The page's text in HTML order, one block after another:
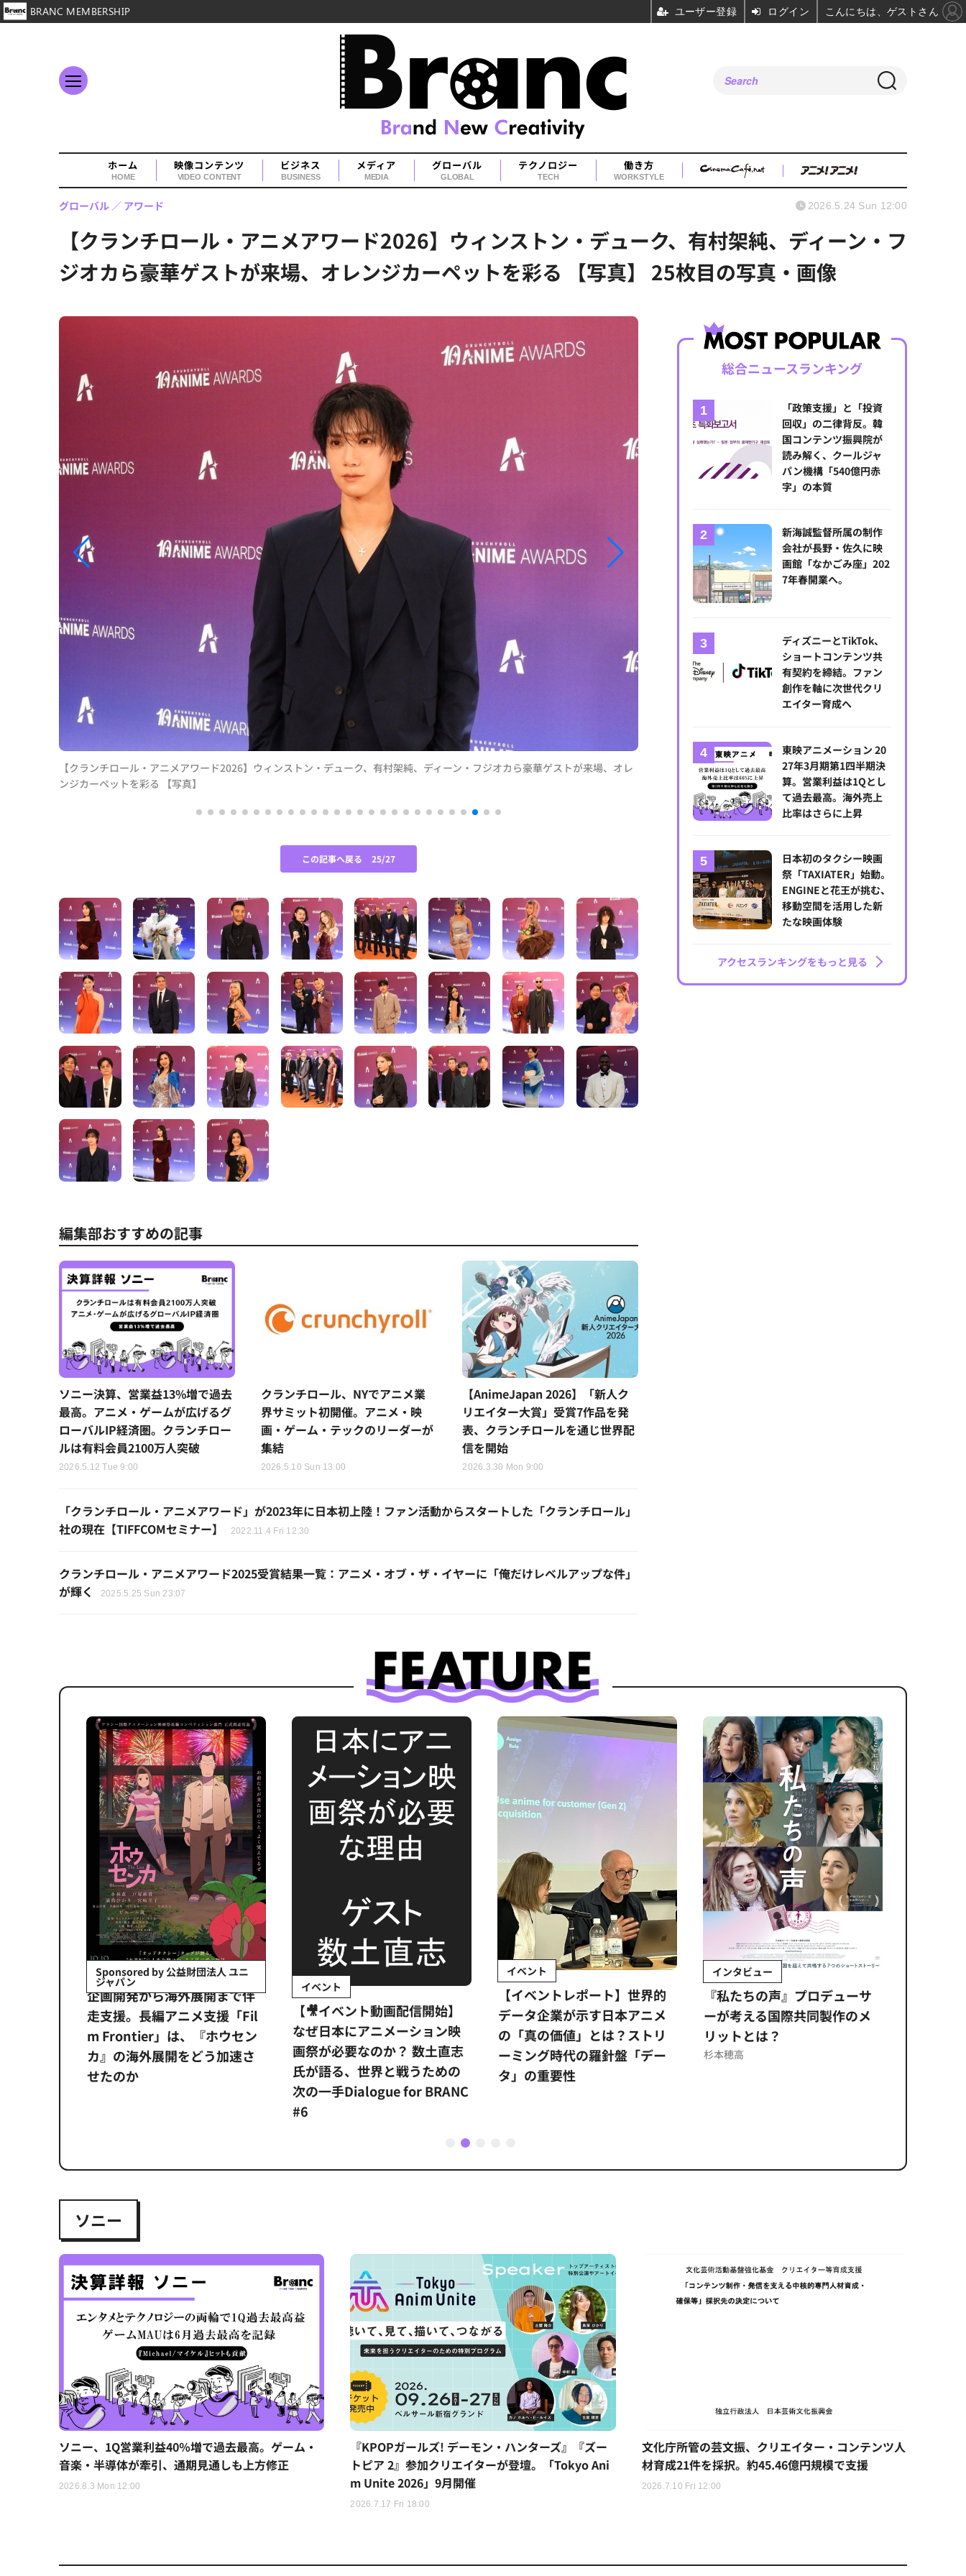
ホーム
HOME
映像コンテンツ
VIDEO CONTENT
ビジネス
BUSINESS
メディア
MEDIA
グローバル
GLOBAL
テクノロジー
TECH
働き方
WORKSTYLE
【クランチロール・アニメアワード2026】ウィンストン・デューク、有村架純、ディーン・フ
ジオカら豪華ゲストが来場、オレンジカーペットを彩る 【写真】 25枚目の写真・画像
グローバル アワード 2026.5.24 Sun 12:00
【クランチロール・アニメアワード2026】ウィンストン・デューク、有村架純、ディーン・フジオカら豪華ゲストが来場、オレ
ンジカーペットを彩る 【写真】
ンジカーペットを彩る 【写真】
この記事へ戻る 25/27
編集部おすすめの記事
ソニー決算、営業益13%増で過去
最高。アニメ・ゲームが広げるグ
ローバルIP経済圏。クランチロー
ルは有料会員2100万人突破
2026.5.12 Tue 9:00
クランチロール、NYでアニメ業
界サミット初開催。アニメ・映
画・ゲーム・テックのリーダーが
集結
2026.5.10 Sun 13:00
【AnimeJapan 2026】「新人ク
リエイター大賞」受賞7作品を発
表、クランチロールを通じ世界配
信を開始
2026.3.30 Mon 9:00
「クランチロール・アニメアワード」が2023年に日本初上陸！ファン活動からスタートした「クランチロール」
社の現在【TIFFCOMセミナー】
2022.11.4 Fri 12:30
クランチロール・アニメアワード2025受賞結果一覧：アニメ・オブ・ザ・イヤーに「俺だけレベルアップな件」
が輝く
2025.5.25 Sun 23:07
総合ニュースランキング
「政策支援」と「投資
回収」の二律背反。韓
国コンテンツ振興院が
読み解く、クールジャ
パン機構「540億円赤
字」の本質
新海誠監督所属の制作
会社が長野・佐久に映
画館「なかごみ座」202
7年春開業へ。
ディズニーとTikTok、
ショートコンテンツ共
有契約を締結。ファン
創作を軸に次世代クリ
エイター育成へ
東映アニメーション 20
27年3月期第1四半期決
算。営業利益は1Qとし
て過去最高。海外売上
比率はさらに上昇
日本初のタクシー映画
祭「TAXIATER」始動。
ENGINEと花王が挑む、
移動空間を活用した新
たな映画体験
アクセスランキングをもっと見る
Sponsored by 公益財団法人 ユニ
ジャパン
企画開発から海外展開まで伴
走支援。長編アニメ支援「Fil
m Frontier」は、『ホウセン
カ』の海外展開をどう加速さ
せたのか
イベント
【🎥イベント動画配信開始】
なぜ日本にアニメーション映
画祭が必要なのか？ 数土直志
氏が語る、世界と戦うための
次の一手Dialogue for BRANC
#6
イベント
【イベントレポート】世界的
データ企業が示す日本アニメ
の「真の価値」とは？ストリ
ーミング時代の羅針盤「デー
タ」の重要性
インタビュー
『私たちの声』プロデューサ
ーが考える国際共同製作のメ
リットとは？
杉本穂高
1 2
ソニー
ソニー、1Q営業利益40％増で過去最高。ゲーム・
音楽・半導体が牽引、通期見通しも上方修正
2026.8.3 Mon 12:00
『KPOPガールズ! デーモン・ハンターズ』『ズー
トピア 2』参加クリエイターが登壇。「Tokyo Ani
m Unite 2026」9月開催
2026.7.17 Fri 18:00
文化庁所管の芸文振、クリエイター・コンテンツ人
材育成21件を採択。約45.46億円規模で支援
2026.7.10 Fri 12:00
BRANC MEMBERSHIP ユーザー登録 ログイン こんにちは、ゲストさん